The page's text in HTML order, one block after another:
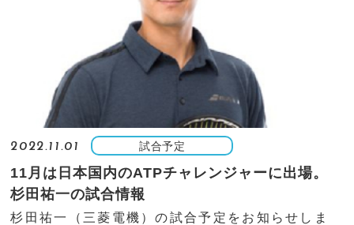
2022.11.01 試合予定
11月は日本国内のATPチャレンジャーに出場。
杉田祐一の試合情報
杉田祐一（三菱電機）の試合予定をお知らせしま